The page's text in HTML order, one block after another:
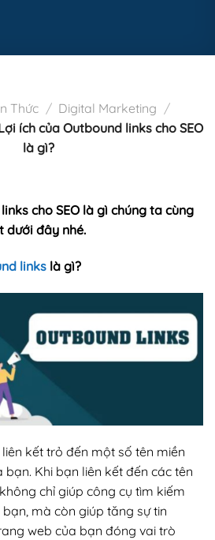
Thức / Digital Marketing /
ích của Outbound links cho SEO
là gì?
cho SEO là gì chúng ta cùng
dưới đây nhé.
links là gì?
kết trỏ đến một số tên miền
Khi bạn liên kết đến các tên
chỉ giúp công cụ tìm kiếm
mà còn giúp tăng sự tin
web của bạn đóng vai trò